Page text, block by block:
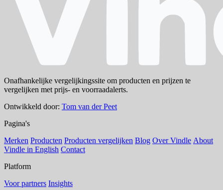
Onafhankelijke vergelijkingssite om producten en prijzen te
vergelijken met prijs- en voorraadalerts.
Ontwikkeld door: Tom van der Peet
Pagina's
Merken Producten Producten vergelijken Blog Over Vindle About
Vindle in English Contact
Platform
Voor partners Insights